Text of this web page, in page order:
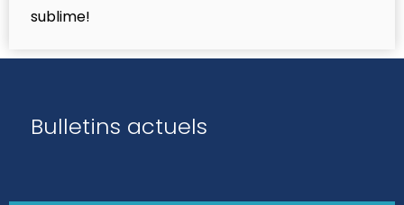
sublime!
Bulletins actuels